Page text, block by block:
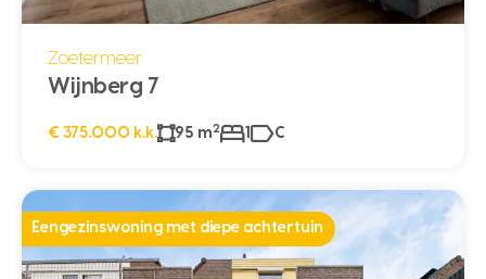
Zoetermeer
Wijnberg 7
€ 375.000 k.k. 95 m2 1 C
Eengezinswoning met diepe achtertuin